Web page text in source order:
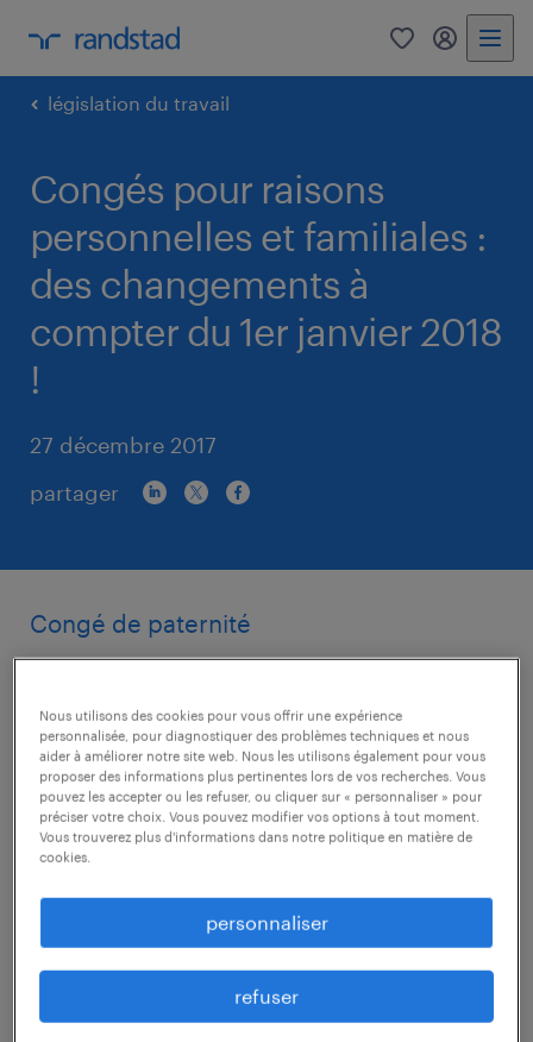
0 my
législation du travail
Congés pour raisons
personnelles et familiales :
des changements à
compter du 1er janvier 2018
!
27 décembre 2017
partager
Congé de paternité
naissance d’un enfant est augmentée de 2 à
10 jours. Ces 10 jours de congé sont
fractionnables mais doivent être pris dans un
délai de 2 mois suivant la naissance de
l’enfant. Il est nécessaire de respecter un délai
employeur des dates prévisibles du congé.
Les premiers congés de 10 jours qui doivent
être obligatoirement accordés le seront donc
Nous utilisons des cookies pour vous offrir une expérience
personnalisée, pour diagnostiquer des problèmes techniques et nous
aider à améliorer notre site web. Nous les utilisons également pour vous
proposer des informations plus pertinentes lors de vos recherches. Vous
pouvez les accepter ou les refuser, ou cliquer sur « personnaliser » pour
préciser votre choix. Vous pouvez modifier vos options à tout moment.
Vous trouverez plus d'informations dans notre politique en matière de
cookies.
personnaliser
refuser